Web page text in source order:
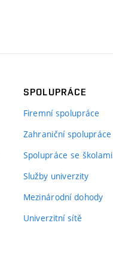
SPOLUPRÁCE
Firemní spolupráce
Zahraniční spolupráce
Spolupráce se školami
Služby univerzity
Mezinárodní dohody
Univerzitní sítě